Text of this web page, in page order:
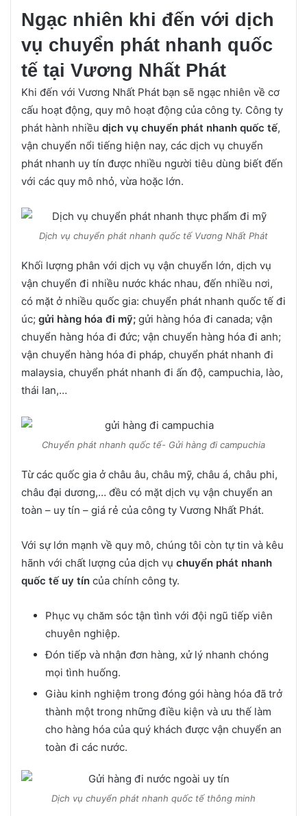
Ngạc nhiên khi đến với dịch
vụ chuyển phát nhanh quốc
tế tại Vương Nhất Phát
Khi đến với Vương Nhất Phát bạn sẽ ngạc nhiên về cơ
cấu hoạt động, quy mô hoạt động của công ty. Công ty
phát hành nhiều dịch vụ chuyển phát nhanh quốc tế,
vận chuyển nổi tiếng hiện nay, các dịch vụ chuyển
phát nhanh uy tín được nhiều người tiêu dùng biết đến
với các quy mô nhỏ, vừa hoặc lớn.
Dịch vụ chuyển phát nhanh quốc tế Vương Nhất Phát
Khối lượng phân với dịch vụ vận chuyển lớn, dịch vụ
vận chuyển đi nhiều nước khác nhau, đến nhiều nơi,
có mặt ở nhiều quốc gia: chuyển phát nhanh quốc tế đi
úc; gửi hàng hóa đi mỹ; gửi hàng hóa đi canada; vận
chuyển hàng hóa đi đức; vận chuyển hàng hóa đi anh;
vận chuyển hàng hóa đi pháp, chuyển phát nhanh đi
malaysia, chuyển phát nhanh đi ấn độ, campuchia, lào,
thái lan,…
Chuyển phát nhanh quốc tế- Gửi hàng đi campuchia
Từ các quốc gia ở châu âu, châu mỹ, châu á, châu phi,
châu đại dương,… đều có mặt dịch vụ vận chuyển an
toàn – uy tín – giá rẻ của công ty Vương Nhất Phát.
Với sự lớn mạnh về quy mô, chúng tôi còn tự tin và kêu
hãnh với chất lượng của dịch vụ chuyển phát nhanh
quốc tế uy tín của chính công ty.
Phục vụ chăm sóc tận tình với đội ngũ tiếp viên
chuyên nghiệp.
Đón tiếp và nhận đơn hàng, xử lý nhanh chóng
mọi tình huống.
Giàu kinh nghiệm trong đóng gói hàng hóa đã trở
thành một trong những điều kiện và ưu thế làm
cho hàng hóa của quý khách được vận chuyển an
toàn đi các nước.
Dịch vụ chuyển phát nhanh quốc tế thông minh